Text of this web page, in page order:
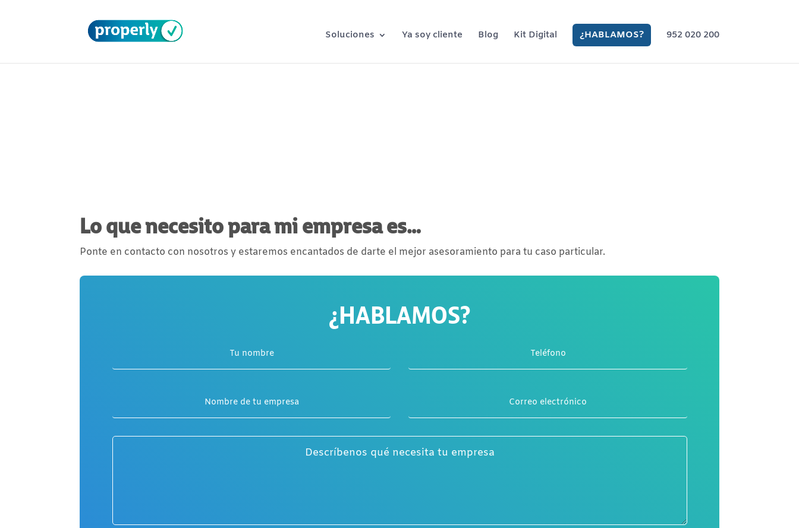
Soluciones Ya soy cliente Blog Kit Digital ¿HABLAMOS? 952 020 200
Lo que necesito para mi empresa es…
Ponte en contacto con nosotros y estaremos encantados de darte el mejor asesoramiento para tu caso particular.
¿HABLAMOS?